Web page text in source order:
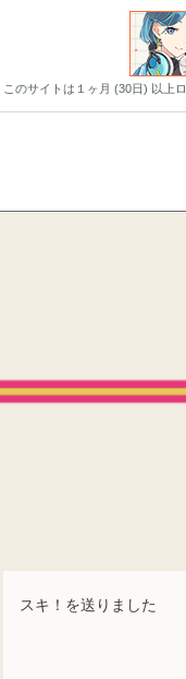
このサイトは１ヶ月 (30日) 以上
スキ！を送りました